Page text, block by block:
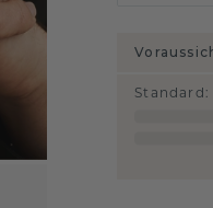
Standard :